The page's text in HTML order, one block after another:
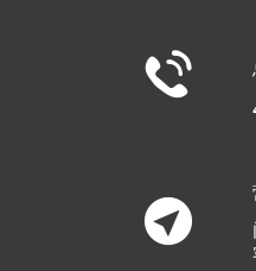
内
内
内
内

